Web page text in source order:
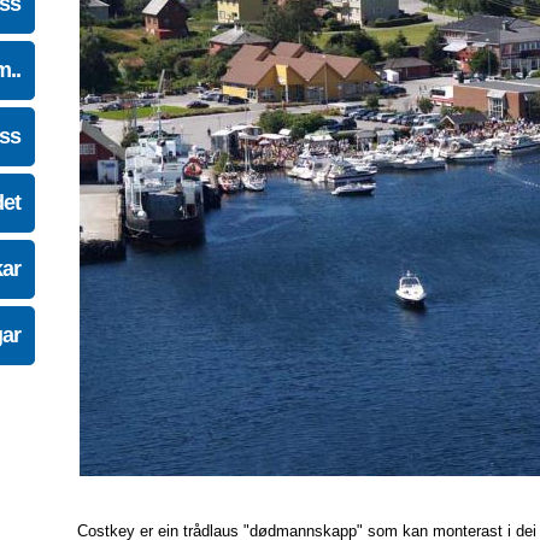
Costkey er ein trådlaus "dødmannskapp" som kan monterast i